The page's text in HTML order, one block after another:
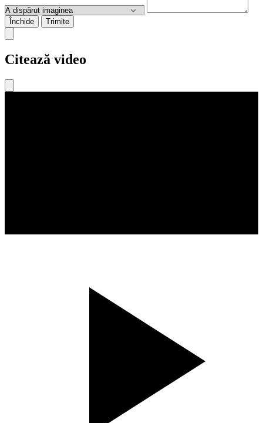
Închide Trimite
Citează video